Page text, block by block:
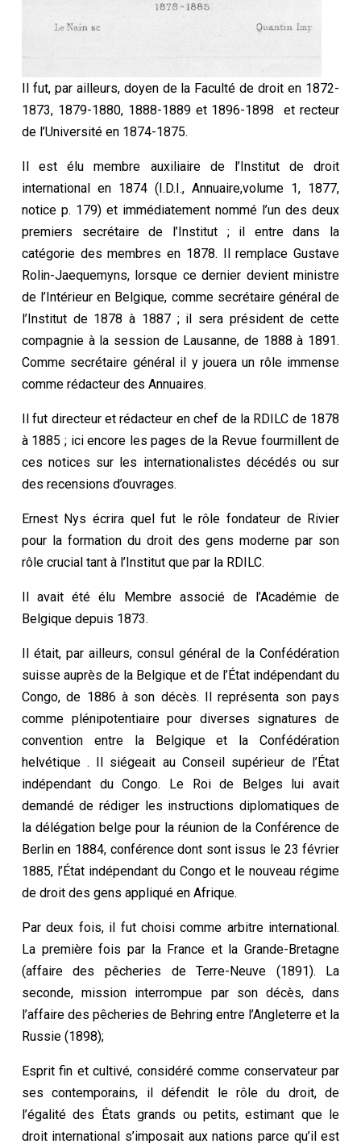
Il fut, par ailleurs, doyen de la Faculté de droit en 1872-
1873, 1879-1880, 1888-1889 et 1896-1898 et recteur
de l’Université en 1874-1875.
Il est élu membre auxiliaire de l’Institut de droit
international en 1874 (I.D.I., Annuaire,volume 1, 1877,
notice p. 179) et immédiatement nommé l’un des deux
premiers secrétaire de l’Institut ; il entre dans la
catégorie des membres en 1878. Il remplace Gustave
Rolin-Jaequemyns, lorsque ce dernier devient ministre
de l’Intérieur en Belgique, comme secrétaire général de
l’Institut de 1878 à 1887 ; il sera président de cette
compagnie à la session de Lausanne, de 1888 à 1891.
Comme secrétaire général il y jouera un rôle immense
comme rédacteur des Annuaires.
Il fut directeur et rédacteur en chef de la RDILC de 1878
à 1885 ; ici encore les pages de la Revue fourmillent de
ces notices sur les internationalistes décédés ou sur
des recensions d’ouvrages.
Ernest Nys écrira quel fut le rôle fondateur de Rivier
pour la formation du droit des gens moderne par son
rôle crucial tant à l’Institut que par la RDILC.
Il avait été élu Membre associé de l’Académie de
Belgique depuis 1873.
Il était, par ailleurs, consul général de la Confédération
suisse auprès de la Belgique et de l’État indépendant du
Congo, de 1886 à son décès. Il représenta son pays
comme plénipotentiaire pour diverses signatures de
convention entre la Belgique et la Confédération
helvétique . Il siégeait au Conseil supérieur de l’État
indépendant du Congo. Le Roi de Belges lui avait
demandé de rédiger les instructions diplomatiques de
la délégation belge pour la réunion de la Conférence de
Berlin en 1884, conférence dont sont issus le 23 février
1885, l’État indépendant du Congo et le nouveau régime
de droit des gens appliqué en Afrique.
Par deux fois, il fut choisi comme arbitre international.
La première fois par la France et la Grande-Bretagne
(affaire des pêcheries de Terre-Neuve (1891). La
seconde, mission interrompue par son décès, dans
l’affaire des pêcheries de Behring entre l’Angleterre et la
Russie (1898);
Esprit fin et cultivé, considéré comme conservateur par
ses contemporains, il défendit le rôle du droit, de
l’égalité des États grands ou petits, estimant que le
droit international s’imposait aux nations parce qu’il est